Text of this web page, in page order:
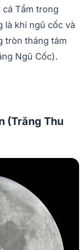
cá Tầm trong
là khi ngũ cốc và
tròn tháng tám
Ngũ Cốc).
(Trăng Thu